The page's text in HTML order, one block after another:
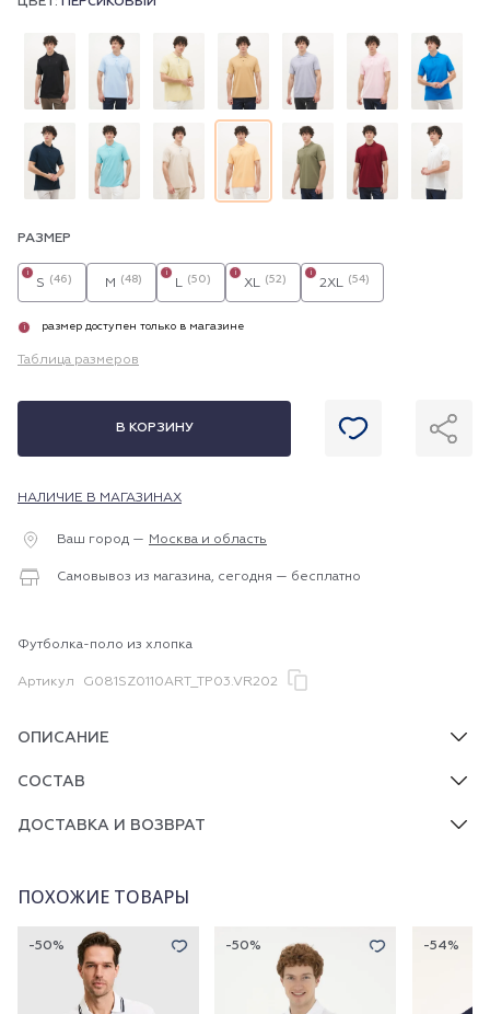
РАЗМЕР
S (46)
i
M (48) L (50)
i
XL (52)
i
2XL (54)
i
i размер доступен только в магазине
Таблица размеров
В КОРЗИНУ
НАЛИЧИЕ В МАГАЗИНАХ
Ваш город — Москва и область
Самовывоз из магазина, сегодня — бесплатно
Футболка-поло из хлопка
Артикул G081SZ0110ART_TP03.VR202
ОПИСАНИЕ
СОСТАВ
ДОСТАВКА И ВОЗВРАТ
ПОХОЖИЕ ТОВАРЫ
-50% -50% -54%